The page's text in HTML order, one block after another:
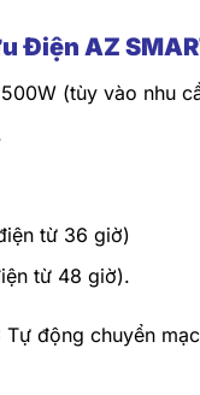
Điện AZ
(tùy vào nhu
từ 36 giờ)
từ 48 giờ).
Tự động chuyển